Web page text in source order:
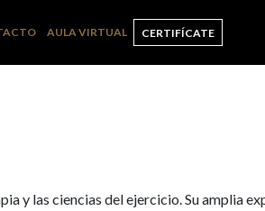
AULA VIRTUAL CERTIFÍCATE
y las ciencias del ejercicio. Su amplia